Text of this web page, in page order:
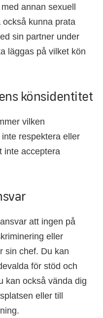
annan sexuell
också kunna prata
sin partner under
läggas på vilket kön
könsidentitet
vilken
respektera eller
inte acceptera
att ingen på
eller
sin chef. Du kan
för stöd och
kan också vända dig
eller till